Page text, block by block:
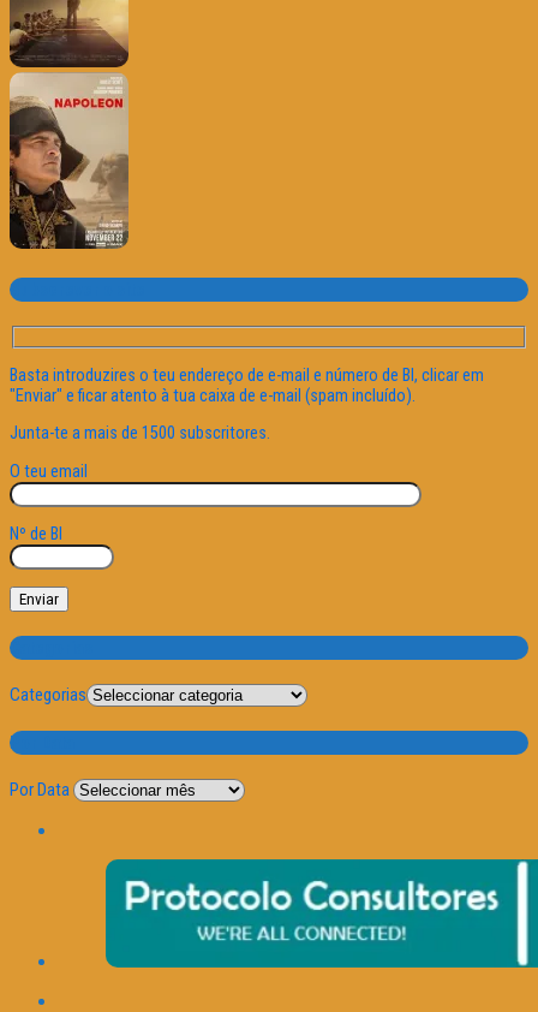
Subscrever o site
Basta introduzires o teu endereço de e-mail e número de BI, clicar em
"Enviar" e ficar atento à tua caixa de e-mail (spam incluído).
Junta-te a mais de 1500 subscritores.
O teu email
Nº de BI
Categorias
Categorias
Por Data
Por Data